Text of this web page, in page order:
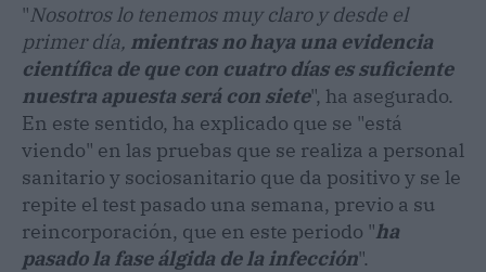
"Nosotros lo tenemos muy claro y desde el
primer día, mientras no haya una evidencia
científica de que con cuatro días es suficiente
nuestra apuesta será con siete", ha asegurado.
En este sentido, ha explicado que se "está
viendo" en las pruebas que se realiza a personal
sanitario y sociosanitario que da positivo y se le
repite el test pasado una semana, previo a su
reincorporación, que en este periodo "ha
pasado la fase álgida de la infección".